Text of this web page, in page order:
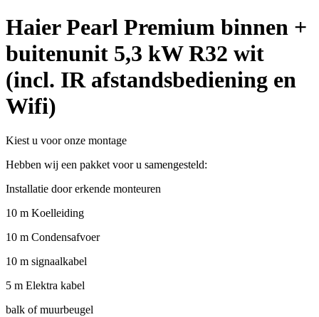
Haier Pearl Premium binnen +
buitenunit 5,3 kW R32 wit
(incl. IR afstandsbediening en
Wifi)
Kiest u voor onze montage
Hebben wij een pakket voor u samengesteld:
Installatie door erkende monteuren
10 m Koelleiding
10 m Condensafvoer
10 m signaalkabel
5 m Elektra kabel
balk of muurbeugel